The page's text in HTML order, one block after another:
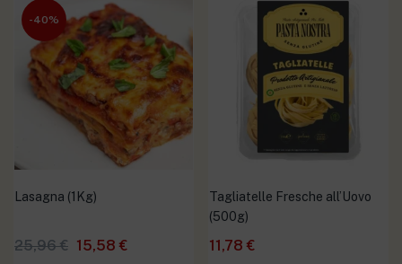
-40%
Lasagna (1Kg)
25,96€ 15,58 €
Tagliatelle Fresche all’Uovo
(500g)
11,78 €